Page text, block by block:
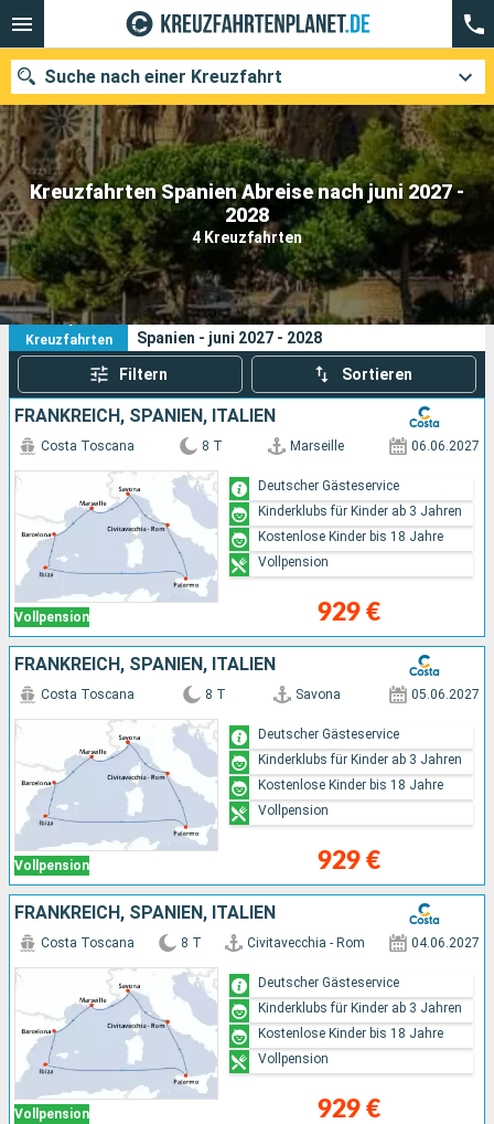
Kreuzfahrten Spanien Abreise nach juni 2027 -
2028
4 Kreuzfahrten
Suche nach einer Kreuzfahrt
Unsere Ziele
Abfahrtsmonat
Häfen Reedereien
Suchen
4
Kreuzfahrten
Ihre Suchkriterien:
Spanien - juni 2027 - 2028
Filtern Sortieren
FRANKREICH, SPANIEN, ITALIEN
Vollpension
Costa Toscana 8 T Marseille 06.06.2027
929 €
Deutscher Gästeservice
Kinderklubs für Kinder ab 3 Jahren
Kostenlose Kinder bis 18 Jahre
Vollpension
FRANKREICH, SPANIEN, ITALIEN
Vollpension
Costa Toscana 8 T Savona 05.06.2027
929 €
Deutscher Gästeservice
Kinderklubs für Kinder ab 3 Jahren
Kostenlose Kinder bis 18 Jahre
Vollpension
FRANKREICH, SPANIEN, ITALIEN
Vollpension
Costa Toscana 8 T Civitavecchia - Rom 04.06.2027
929 €
Deutscher Gästeservice
Kinderklubs für Kinder ab 3 Jahren
Kostenlose Kinder bis 18 Jahre
Vollpension